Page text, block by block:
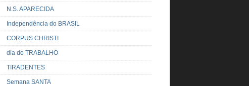
N.S. APARECIDA
Independência do BRASIL
CORPUS CHRISTI
dia do TRABALHO
TIRADENTES
Semana SANTA